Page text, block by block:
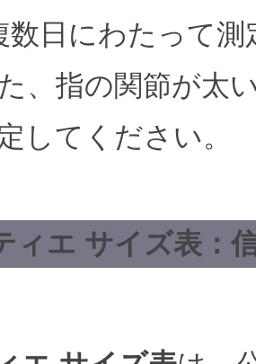
数日にわたって
、指の関節が太
してください。
ィエ サイズ表：